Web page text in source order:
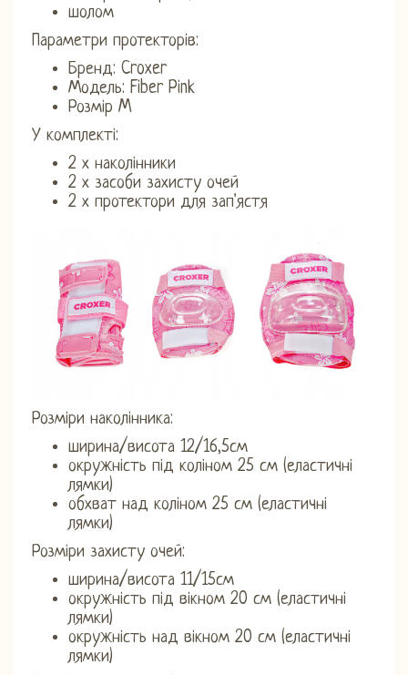
шолом
Параметри протекторів:
Бренд: Croxer
Модель: Fiber Pink
Розмір M
У комплекті:
2 х наколінники
2 х засоби захисту очей
2 х протектори для зап'ястя
Розміри наколінника:
ширина/висота 12/16,5см
окружність під коліном 25 см (еластичні
лямки)
обхват над коліном 25 см (еластичні
лямки)
Розміри захисту очей:
ширина/висота 11/15см
окружність під вікном 20 см (еластичні
лямки)
окружність над вікном 20 см (еластичні
лямки)